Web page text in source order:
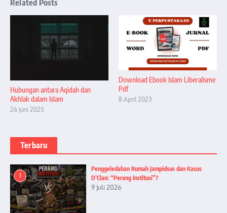
Related Posts
Hubungan antara Aqidah dan
Akhlak dalam Islam
26 Juni 2025
Download Ebook Islam Liberalisme
Pdf
8 April 2023
Terbaru
1
Penggeledahan Rumah Jampidsus dan Kasus
D’Clan: “Perang Institusi”?
9 Juli 2026